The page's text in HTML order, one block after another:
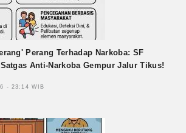
Perang Terhadap Narkoba: SF
Anti-Narkoba Gempur Jalur Tikus!
- 23:14 WIB